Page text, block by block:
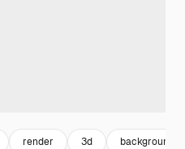
render 3d background